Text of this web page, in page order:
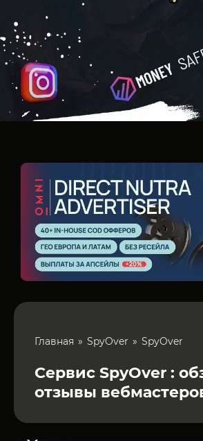
Главная SpyOver SpyOver
Сервис SpyOver :
отзывы